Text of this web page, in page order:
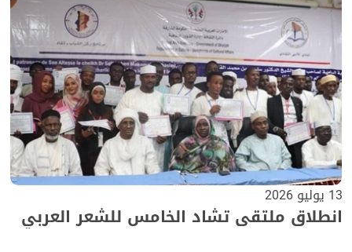
13 يوليو 2026
انطلاق ملتقى تشاد الخامس للشعر العربي